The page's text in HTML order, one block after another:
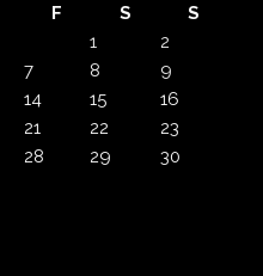
F S
S
1
2
7 8
9
14 15
16
21 22
23
28 29
30